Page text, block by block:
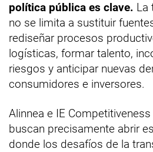
política pública es clave. La
no se limita a sustituir
rediseñar procesos
logísticas, formar talento,
riesgos y anticipar nuevas
consumidores e inversores.
Alinnea e IE
buscan precisamente abrir
donde los desafíos de la